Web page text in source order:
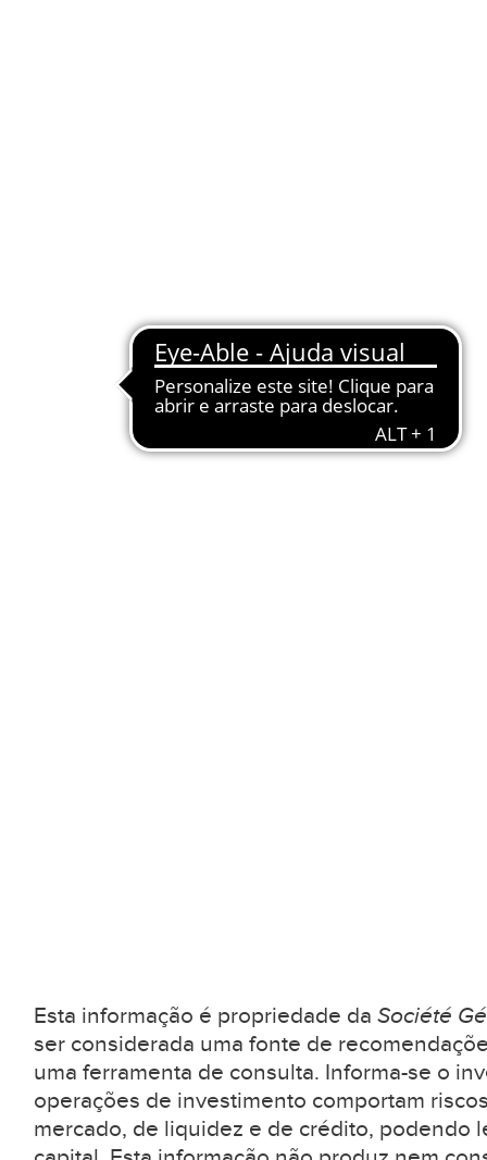
Esta informação é propriedade da Société
ser considerada uma fonte de
uma ferramenta de consulta. Informa-se o
operações de investimento comportam
mercado, de liquidez e de crédito, podendo